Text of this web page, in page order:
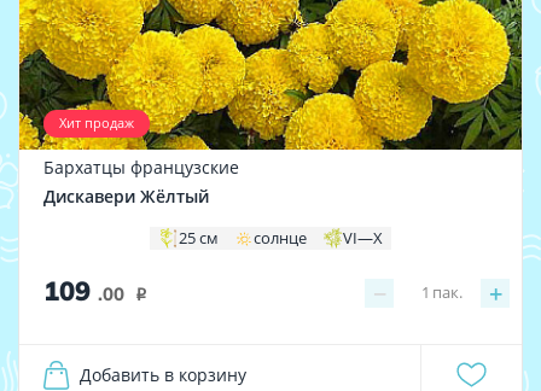
Хит продаж
Бархатцы французские
Дискавери Жёлтый
25 см солнце VI—X
109 .00 i − +
1 пак.
Добавить в корзину